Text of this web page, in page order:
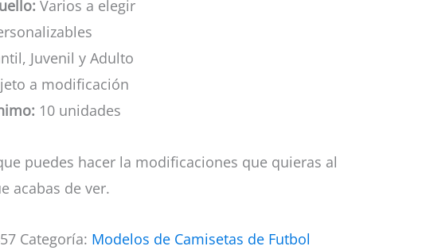
Varios a elegir
Juvenil y Adulto
a modificación
10 unidades
puedes hacer la modificaciones que quieras al
acabas de ver.
Categoría: Modelos de Camisetas de Futbol